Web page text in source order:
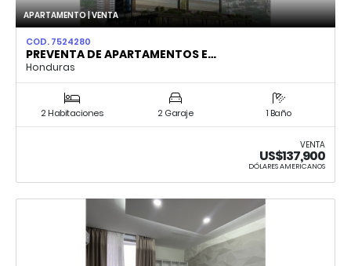
APARTAMENTO | VENTA
COD. 7524280
PREVENTA DE APARTAMENTOS E…
Honduras
2 Habitaciones 2 Garaje 1 Baño
VENTA
US$137,900
DÓLARES AMERICANOS